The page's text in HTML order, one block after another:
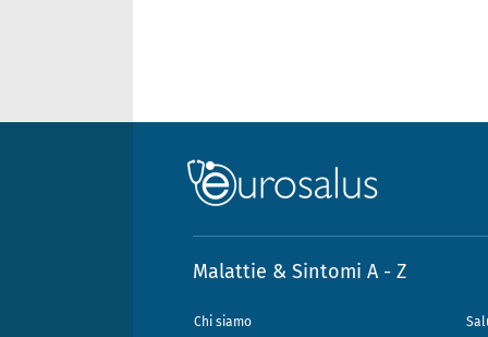
Malattie & Sintomi A - Z
Chi siamo